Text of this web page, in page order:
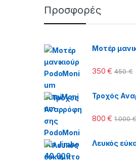
Προσφορές
Μοτέρ
350€ 450€
Τροχός
800€ 1.000
Λευκός